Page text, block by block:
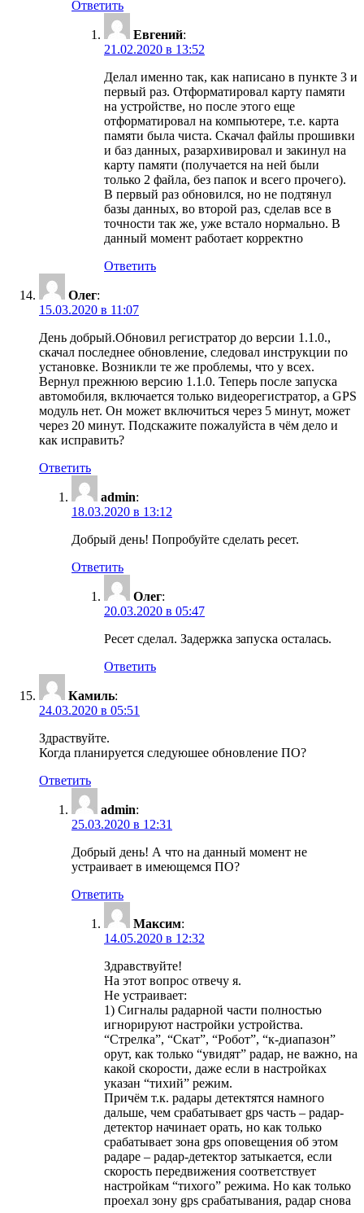
Ответить
Евгений:
21.02.2020 в 13:52
Делал именно так, как написано в пункте 3 и
первый раз. Отформатировал карту памяти
на устройстве, но после этого еще
отформатировал на компьютере, т.е. карта
памяти была чиста. Скачал файлы прошивки
и баз данных, разархивировал и закинул на
карту памяти (получается на ней были
только 2 файла, без папок и всего прочего).
В первый раз обновился, но не подтянул
базы данных, во второй раз, сделав все в
точности так же, уже встало нормально. В
данный момент работает корректно
Ответить
Олег:
15.03.2020 в 11:07
День добрый.Обновил регистратор до версии 1.1.0.,
скачал последнее обновление, следовал инструкции по
установке. Возникли те же проблемы, что у всех.
Вернул прежнюю версию 1.1.0. Теперь после запуска
автомобиля, включается только видеорегистратор, а GPS
модуль нет. Он может включиться через 5 минут, может
через 20 минут. Подскажите пожалуйста в чём дело и
как исправить?
Ответить
admin:
18.03.2020 в 13:12
Добрый день! Попробуйте сделать ресет.
Ответить
Олег:
20.03.2020 в 05:47
Ресет сделал. Задержка запуска осталась.
Ответить
Камиль:
24.03.2020 в 05:51
Здраствуйте.
Когда планируется следуюшее обновление ПО?
Ответить
admin:
25.03.2020 в 12:31
Добрый день! А что на данный момент не
устраивает в имеющемся ПО?
Ответить
Максим:
14.05.2020 в 12:32
Здравствуйте!
На этот вопрос отвечу я.
Не устраивает:
1) Сигналы радарной части полностью
игнорируют настройки устройства.
“Стрелка”, “Скат”, “Робот”, “к-диапазон”
орут, как только “увидят” радар, не важно, на
какой скорости, даже если в настройках
указан “тихий” режим.
Причём т.к. радары детектятся намного
дальше, чем срабатывает gps часть – радар-
детектор начинает орать, но как только
срабатывает зона gps оповещения об этом
радаре – радар-детектор затыкается, если
скорость передвижения соответствует
настройкам “тихого” режима. Но как только
проехал зону gps срабатывания, радар снова